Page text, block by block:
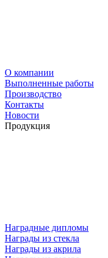
О компании
Выполненные работы
Производство
Контакты
Новости
Продукция
Наградные дипломы
Награды из стекла
Награды из акрила